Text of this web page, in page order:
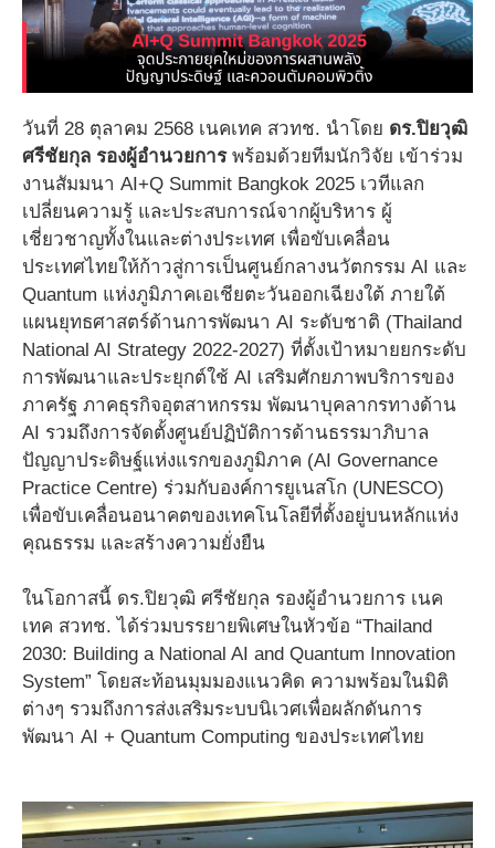
วันที่ 28 ตุลาคม 2568 เนคเทค สวทช. นำโดย ดร.ปิยวุฒิ
ศรีชัยกุล รองผู้อำนวยการพร้อมด้วยทีมนักวิจัย เข้าร่วม
งานสัมมนา AI+Q Summit Bangkok 2025 เวทีแลก
เปลี่ยนความรู้ และประสบการณ์จากผู้บริหาร ผู้
เชี่ยวชาญทั้งในและต่างประเทศ เพื่อขับเคลื่อน
ประเทศไทยให้ก้าวสู่การเป็นศูนย์กลางนวัตกรรม AI และ
Quantum แห่งภูมิภาคเอเชียตะวันออกเฉียงใต้ ภายใต้
แผนยุทธศาสตร์ด้านการพัฒนา AI ระดับชาติ (Thailand
National AI Strategy 2022-2027) ที่ตั้งเป้าหมายยกระดับ
การพัฒนาและประยุกต์ใช้ AI เสริมศักยภาพบริการของ
ภาครัฐ ภาคธุรกิจอุตสาหกรรม พัฒนาบุคลากรทางด้าน
AI รวมถึงการจัดตั้งศูนย์ปฏิบัติการด้านธรรมาภิบาล
ปัญญาประดิษฐ์แห่งแรกของภูมิภาค (AI Governance
Practice Centre) ร่วมกับองค์การยูเนสโก (UNESCO)
เพื่อขับเคลื่อนอนาคตของเทคโนโลยีที่ตั้งอยู่บนหลักแห่ง
คุณธรรม และสร้างความยั่งยืน
ในโอกาสนี้ ดร.ปิยวุฒิ ศรีชัยกุล รองผู้อำนวยการ เนค
เทค สวทช. ได้ร่วมบรรยายพิเศษในหัวข้อ “Thailand
2030: Building a National AI and Quantum Innovation
System” โดยสะท้อนมุมมองแนวคิด ความพร้อมในมิติ
ต่างๆ รวมถึงการส่งเสริมระบบนิเวศเพื่อผลักดันการ
พัฒนา AI + Quantum Computing ของประเทศไทย